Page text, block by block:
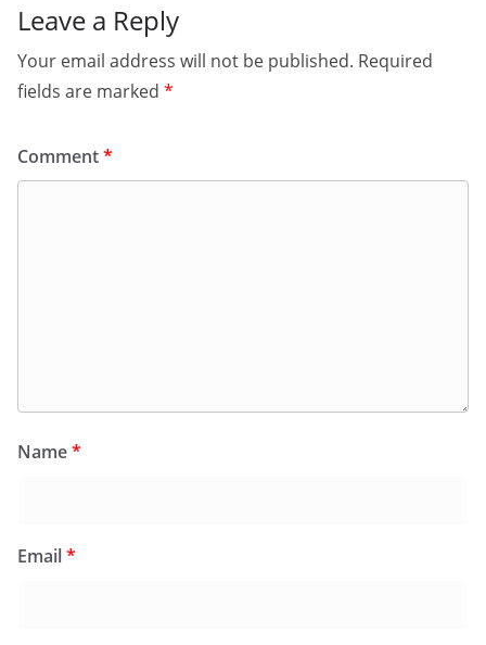
Leave a Reply
Your email address will not be published. Required
fields are marked *
Comment*
Name*
Email*